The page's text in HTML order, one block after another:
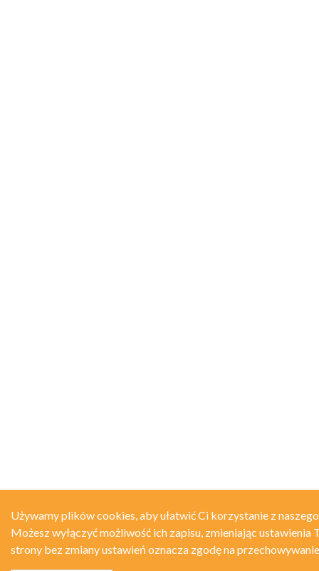
Używamy plików cookies, aby ułatwić Ci korzystanie z
Możesz wyłączyć możliwość ich zapisu, zmieniając
strony bez zmiany ustawień oznacza zgodę na